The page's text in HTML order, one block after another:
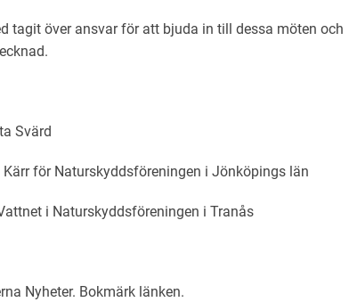
tagit över ansvar för att bjuda in till dessa möten och
Svärd
för Naturskyddsföreningen i Jönköpings län
i Naturskyddsföreningen i Tranås
Nyheter. Bokmärk länken.